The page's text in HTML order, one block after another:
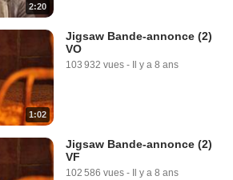
2:20
1:02
Jigsaw Bande-annonce (2)
VO
103 932 vues - Il y a 8 ans
Jigsaw Bande-annonce (2)
VF
102 586 vues - Il y a 8 ans